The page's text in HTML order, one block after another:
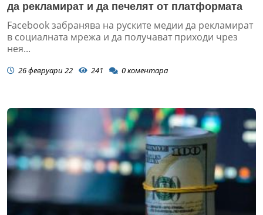
да рекламират и да печелят от платформата
Facebook забранява на руските медии да рекламират
в социалната мрежа и да получават приходи чрез
нея...
26 февруари 22 241 0коментара